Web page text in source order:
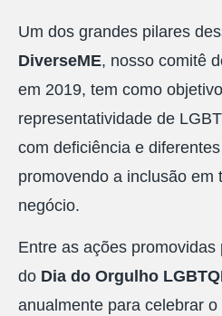
Um dos grandes pilares
DiverseME, nosso comitê
em 2019, tem como
representatividade de
com deficiência e
promovendo a inclusão em
negócio.
Entre as ações
do Dia do Orgulho
anualmente para celebrar